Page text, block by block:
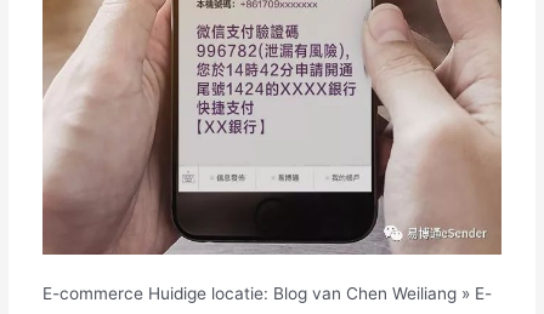
E-commerce Huidige locatie: Blog van Chen Weiliang » E-